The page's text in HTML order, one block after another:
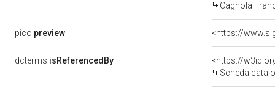
Cagnola
pico:preview <https://
dcterms:isReferencedBy
<https://
Scheda